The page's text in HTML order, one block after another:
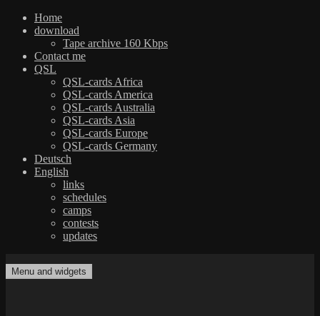
Home
download
Tape archive 160 Kbps
Contact me
QSL
QSL-cards Africa
QSL-cards America
QSL-cards Australia
QSL-cards Asia
QSL-cards Europe
QSL-cards Germany
Deutsch
English
links
schedules
camps
contests
updates
to
dxradio.de
DXing the world on shortwave
Menu and widgets